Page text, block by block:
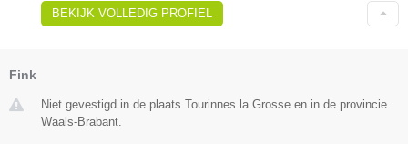
BEKIJK VOLLEDIG PROFIEL
Fink
Niet gevestigd in de plaats Tourinnes la Grosse en in de provincie
Waals-Brabant.